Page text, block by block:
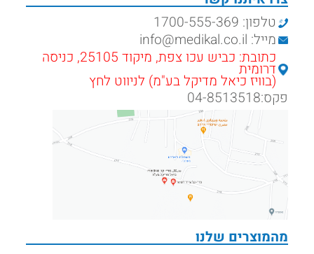
מהמוצרים שלנו
טלפון: 1700-555-369
מייל: info@medikal.co.il
כתובת: כביש עכו צפת, מיקוד 25105, כניסה
דרומית
(בוויז כיאל מדיקל בע"מ) לניווט לחץ
פקס:04-8513518